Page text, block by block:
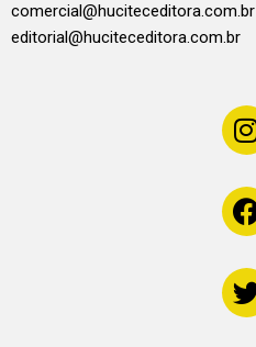
comercial@huciteceditora.com.br
editorial@huciteceditora.com.br